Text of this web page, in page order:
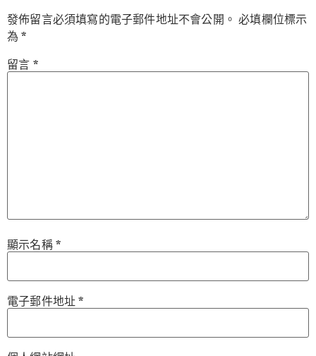
發佈留言必須填寫的電子郵件地址不會公開。 必填欄位標示
為*
留言 *
顯示名稱 *
電子郵件地址*